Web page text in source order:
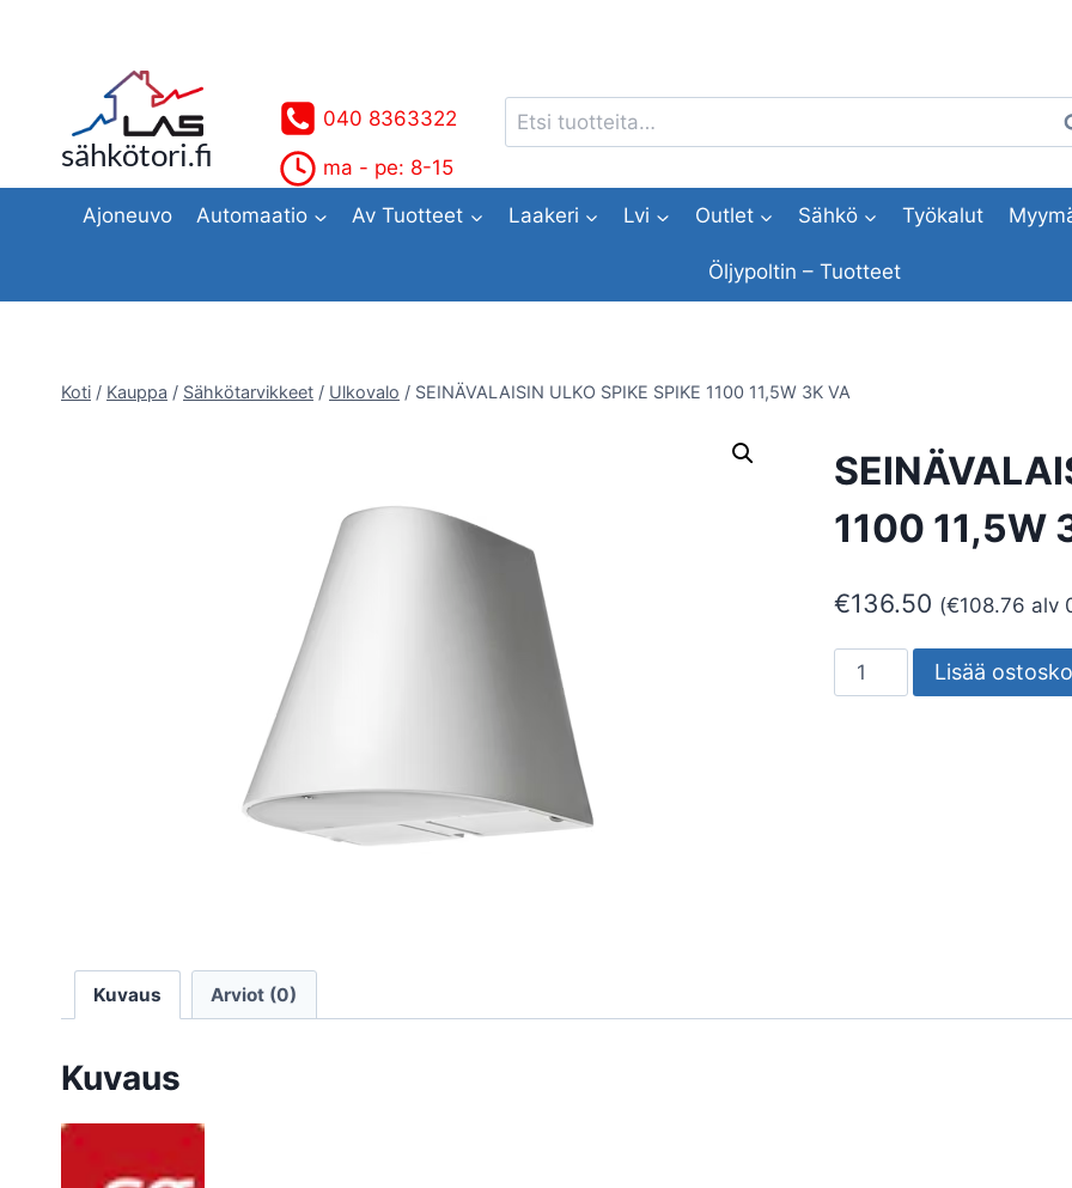
sähkötori.fi
040 8363322
ma - pe: 8-15
Etsi:
Ajoneuvo Automaatio Av Tuotteet Laakeri Lvi Outlet Sähkö Työkalut
Öljypoltin – Tuotteet
Koti / Kauppa / Sähkötarvikkeet / Ulkovalo / SEINÄVALAISIN ULKO SPIKE SPIKE 1100 11,5W 3K VA
1100 11,5W
€136.50 (€108.76 alv
SEINÄVALAISIN
ULKO
Lisää
Kuvaus Arviot (0)
Kuvaus